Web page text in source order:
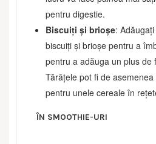
pentru digestie.
Biscuiți și brioșe:
biscuiți și brioșe pentru a
pentru a adăuga un plus de
Tărâțele pot fi de
pentru unele cereale în
ÎN SMOOTHIE-URI